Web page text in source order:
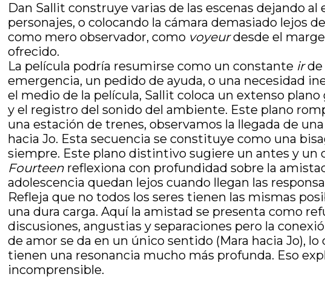
Dan Sallit construye varias de las escenas dejando
personajes, o colocando la cámara demasiado lejos
como mero observador, como voyeurdesde el
ofrecido.
La película podría resumirse como un constante irde
emergencia, un pedido de ayuda, o una necesidad
el medio de la película, Sallit coloca un extenso
y el registro del sonido del ambiente. Este plano
una estación de trenes, observamos la llegada de
hacia Jo. Esta secuencia se constituye como una
siempre. Este plano distintivo sugiere un antes y un
Fourteen reflexiona con profundidad sobre la
adolescencia quedan lejos cuando llegan las
Refleja que no todos los seres tienen las mismas
una dura carga. Aquí la amistad se presenta como
discusiones, angustias y separaciones pero la
de amor se da en un único sentido (Mara hacia Jo),
tienen una resonancia mucho más profunda. Eso
incomprensible.